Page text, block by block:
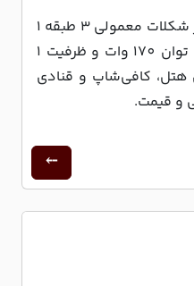
به دنبال خرید دستگاه آبشار شکلات معمولی 3 طبقه 1
کیلویی هستید؟ این مدل با توان 170 وات و ظرفیت 1
هتل، کافی‌شاپ و قنادی
و قیمت.